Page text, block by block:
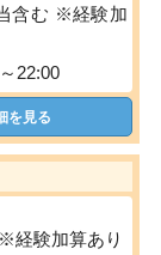
含む ※経験加
22:00
を見る
経験加算あり